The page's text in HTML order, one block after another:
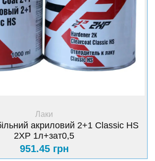
+ Купити
Лаки
акриловий 2+1 Classic HS
2XP 1л+зат0,5
951.45 грн